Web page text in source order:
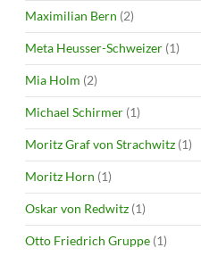
Maximilian Bern (2)
Meta Heusser-Schweizer (1)
Mia Holm (2)
Michael Schirmer (1)
Moritz Graf von Strachwitz (1)
Moritz Horn (1)
Oskar von Redwitz (1)
Otto Friedrich Gruppe (1)